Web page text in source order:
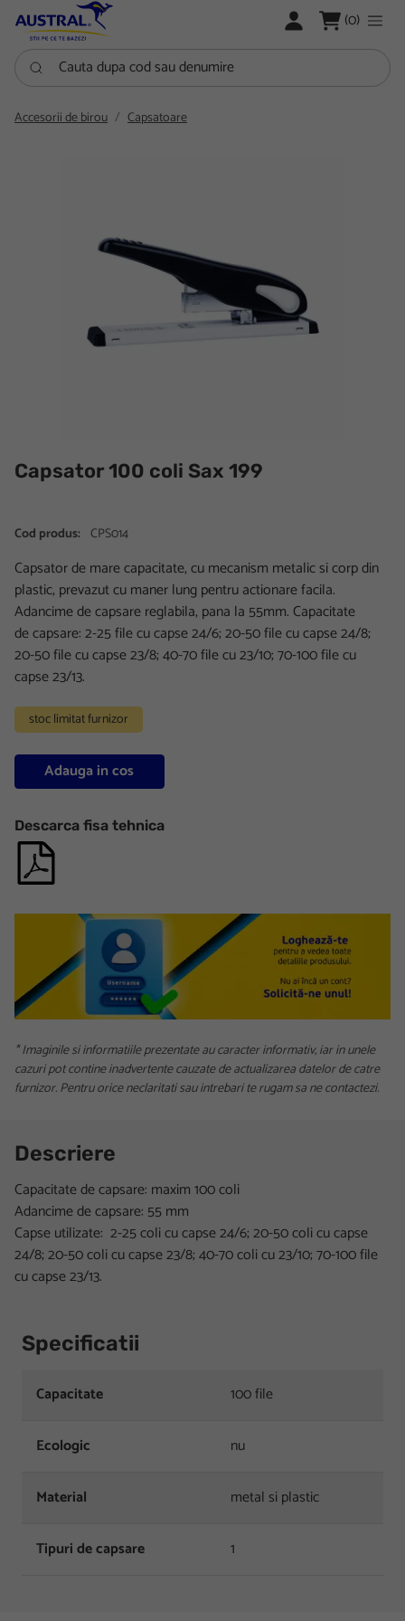
LOGARE (0)
Cauta dupa cod sau denumire
Accesorii de birou Capsatoare
Capsator 100 coli Sax 199
Cod produs: CPS014
Capsator de mare capacitate, cu mecanism metalic si corp din
plastic, prevazut cu maner lung pentru actionare facila.
Adancime de capsare reglabila, pana la 55mm. Capacitate
de capsare: 2-25 file cu capse 24/6; 20-50 file cu capse 24/8;
20-50 file cu capse 23/8; 40-70 file cu 23/10; 70-100 file cu
capse 23/13.
stoc limitat furnizor
Adauga in cos
Descarca fisa tehnica
* Imaginile si informatiile prezentate au caracter informativ, iar in unele
cazuri pot contine inadvertente cauzate de actualizarea datelor de catre
furnizor. Pentru orice neclaritati sau intrebari te rugam sa ne contactezi.
Descriere
Capacitate de capsare: maxim 100 coli
Adancime de capsare: 55 mm
Capse utilizate: 2-25 coli cu capse 24/6; 20-50 coli cu capse
24/8; 20-50 coli cu capse 23/8; 40-70 coli cu 23/10; 70-100 file
cu capse 23/13.
Specificatii
Capacitate 100 file
Ecologic nu
Material metal si plastic
Tipuri de capsare 1